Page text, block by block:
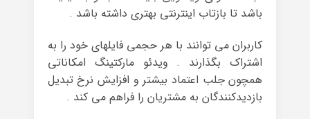
باشد تا بازتاب اینترنتی بهتری داشته باشد .
کاربران می توانند با هر حجمی فایلهای خود را به
اشتراک بگذارند . ویدئو مارکتینگ امکاناتی
همچون جلب اعتماد بیشتر و افزایش نرخ تبدیل
بازدیدکنندگان به مشتریان را فراهم می کند .